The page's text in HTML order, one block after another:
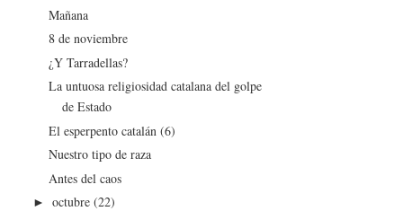
Mañana
8 de noviembre
¿Y Tarradellas?
La untuosa religiosidad catalana del golpe
de Estado
El esperpento catalán (6)
Nuestro tipo de raza
Antes del caos
►octubre(22)